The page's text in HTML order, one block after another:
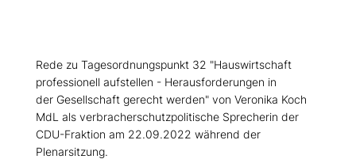
Rede zu Tagesordnungspunkt 32 "Hauswirtschaft
professionell aufstellen - Herausforderungen in
der Gesellschaft gerecht werden" von Veronika Koch
MdL als verbracherschutzpolitische Sprecherin der
CDU-Fraktion am 22.09.2022 während der
Plenarsitzung.